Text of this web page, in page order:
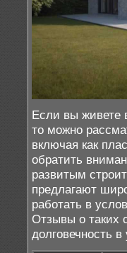
Если вы живете
то можно
включая как
обратить
развитым
предлагают
работать в
Отзывы о таких
долговечность